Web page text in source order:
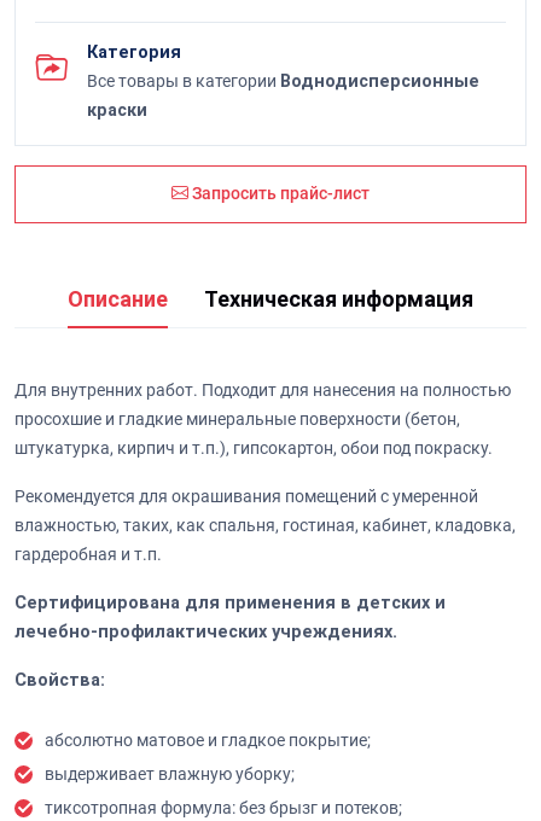
Категория
Все товары в категории Воднодисперсионные
краски
Запросить прайс-лист
Описание Техническая информация
Для внутренних работ. Подходит для нанесения на полностью
просохшие и гладкие минеральные поверхности (бетон,
штукатурка, кирпич и т.п.), гипсокартон, обои под покраску.
Рекомендуется для окрашивания помещений с умеренной
влажностью, таких, как спальня, гостиная, кабинет, кладовка,
гардеробная и т.п.
Сертифицирована для применения в детских и
лечебно-профилактических учреждениях.
Свойства:
абсолютно матовое и гладкое покрытие;
выдерживает влажную уборку;
тиксотропная формула: без брызг и потеков;